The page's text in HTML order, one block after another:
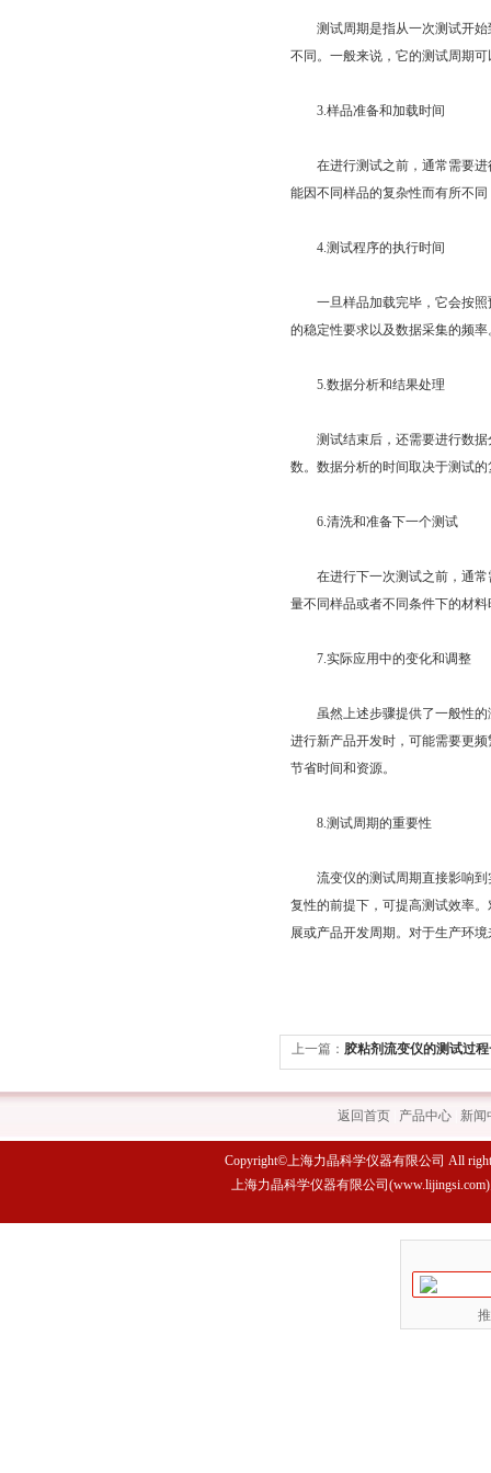
测试周期是指从一次测试开始
不同。一般来说，它的测试周期
3.样品准备和加载时间
在进行测试之前，通常需要进
能因不同样品的复杂性而有所不
4.测试程序的执行时间
一旦样品加载完毕，它会按照
的稳定性要求以及数据采集的频
5.数据分析和结果处理
测试结束后，还需要进行数据
数。数据分析的时间取决于测试
6.清洗和准备下一个测试
在进行下一次测试之前，通常
量不同样品或者不同条件下的材料
7.实际应用中的变化和调整
虽然上述步骤提供了一般性的
进行新产品开发时，可能需要更
节省时间和资源。
8.测试周期的重要性
流变仪的测试周期直接影响到
复性的前提下，可提高测试效率
展或产品开发周期。对于生产环
上一篇： 胶粘剂流变仪的测试过
返回首页 产品中心 新闻
Copyright©上海力晶科学仪器有限公司 All
上海力晶科学仪器有限公司